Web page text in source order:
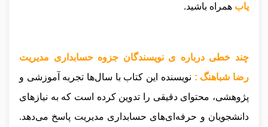
یاب همراه باشید.
چند خطی درباره ی نویسندگان جزوه حسابداری مدیریت
رضا شباهنگ : نویسنده این کتاب با سال‌ها تجربه آموزشی و
پژوهشی، محتوای دقیقی را تدوین کرده است که به نیازهای
دانشجویان و حرفه‌ای‌های حسابداری مدیریت پاسخ می‌دهد.